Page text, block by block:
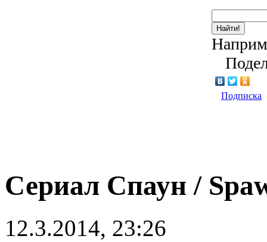
Найти!
Подписка
Сериал Спаун /
12.3.2014, 23:26